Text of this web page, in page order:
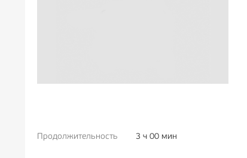
Продолжительность 3 ч 00 мин